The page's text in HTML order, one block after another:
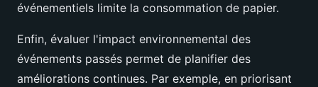
événementiels limite la consommation de papier.
Enfin, évaluer l'impact environnemental des
événements passés permet de planifier des
améliorations continues. Par exemple, en priorisant